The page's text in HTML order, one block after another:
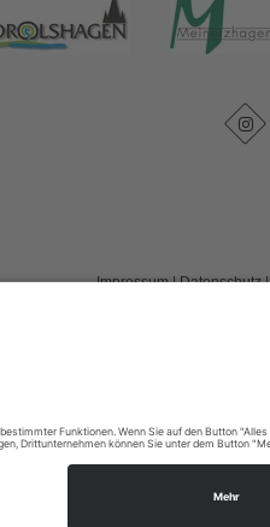
Impressum|Datenschutz
© 2026